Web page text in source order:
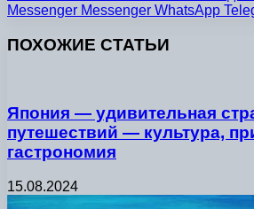
Messenger Messenger WhatsApp
ПОХОЖИЕ СТАТЬИ
Япония — удивительная
путешествий — культура,
гастрономия
15.08.2024